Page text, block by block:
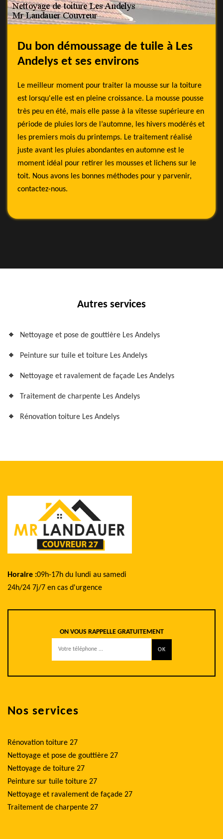
Du bon démoussage de tuile à Les
Andelys et ses environs
Le meilleur moment pour traiter la mousse sur la toiture
est lorsqu'elle est en pleine croissance. La mousse pousse
très peu en été, mais elle passe à la vitesse supérieure en
période de pluies lors de l’automne, les hivers modérés et
les premiers mois du printemps. Le traitement réalisé
juste avant les pluies abondantes en automne est le
moment idéal pour retirer les mousses et lichens sur le
toit. Nous avons les bonnes méthodes pour y parvenir,
contactez-nous.
Autres services
Nettoyage et pose de gouttière Les Andelys
Peinture sur tuile et toiture Les Andelys
Nettoyage et ravalement de façade Les Andelys
Traitement de charpente Les Andelys
Rénovation toiture Les Andelys
Horaire :09h-17h du lundi au samedi
24h/24 7j/7 en cas d'urgence
ON VOUS RAPPELLE GRATUITEMENT
Nos services
Rénovation toiture 27
Nettoyage et pose de gouttière 27
Nettoyage de toiture 27
Peinture sur tuile toiture 27
Nettoyage et ravalement de façade 27
Traitement de charpente 27